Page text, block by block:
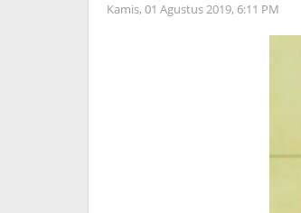
Kamis, 01 Agustus 2019, 6:11 PM